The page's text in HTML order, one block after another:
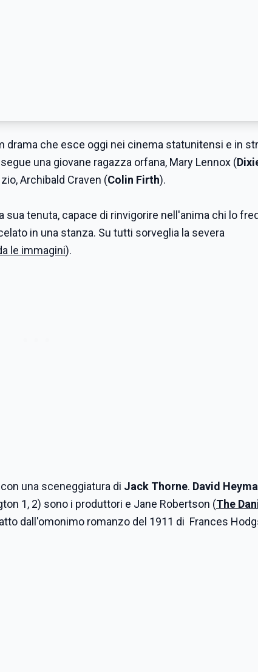
drama che esce oggi nei cinema statunitensi e in
una giovane ragazza orfana, Mary Lennox (
Archibald Craven (Colin Firth).
tenuta, capace di rinvigorire nell'anima chi lo
in una stanza. Su tutti sorveglia la severa
le immagini).
una sceneggiatura di Jack Thorne. David
1, 2) sono i produttori e Jane Robertson (The
dall'omonimo romanzo del 1911 di Frances